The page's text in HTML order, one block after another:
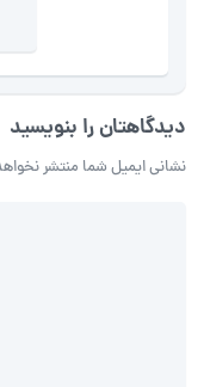
دیدگاهتان را بنویسید
نشانی ایمیل شما منتشر